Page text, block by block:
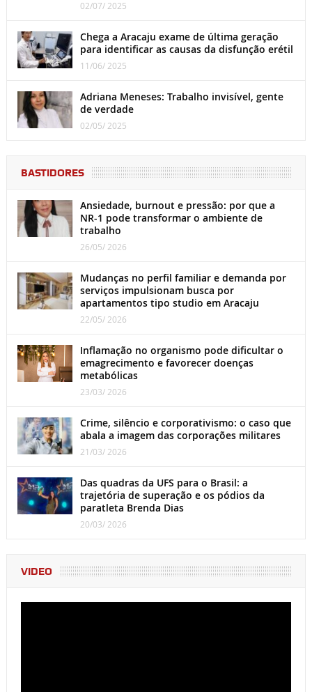
02/07/ 2025
Chega a Aracaju exame de última geração
para identificar as causas da disfunção erétil
11/06/ 2025
Adriana Meneses: Trabalho invisível, gente
de verdade
02/05/ 2025
BASTIDORES
Ansiedade, burnout e pressão: por que a
NR-1 pode transformar o ambiente de
trabalho
26/05/ 2026
Mudanças no perfil familiar e demanda por
serviços impulsionam busca por
apartamentos tipo studio em Aracaju
22/05/ 2026
Inflamação no organismo pode dificultar o
emagrecimento e favorecer doenças
metabólicas
23/03/ 2026
Crime, silêncio e corporativismo: o caso que
abala a imagem das corporações militares
21/03/ 2026
Das quadras da UFS para o Brasil: a
trajetória de superação e os pódios da
paratleta Brenda Dias
20/03/ 2026
VIDEO